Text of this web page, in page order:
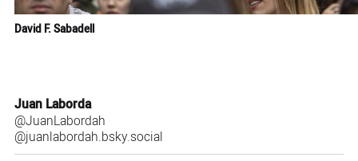
David F. Sabadell
Juan Laborda
@JuanLabordah
@juanlabordah.bsky.social